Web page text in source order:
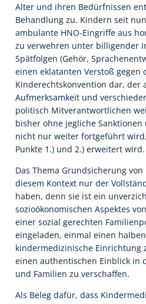
Alter und ihren Bedürfnissen
Behandlung zu. Kindern seit
ambulante HNO-Eingriffe aus
zu verwehren unter billigender
Spätfolgen (Gehör,
einen eklatanten Verstoß gegen
Kinderechtskonvention dar, der
Aufmerksamkeit und
politisch Mitverantwortlichen
bisher ohne jegliche
nicht nur weiter fortgeführt
Punkte 1.) und 2.) erweitert wird.
Das Thema Grundsicherung
diesem Kontext nur der
haben, denn sie ist ein
sozioökonomischen Aspektes
einer sozial gerechten
eingeladen, einmal einen
kindermedizinische Einrichtung
einen authentischen Einblick in
und Familien zu verschaffen.
Als Beleg dafür, dass